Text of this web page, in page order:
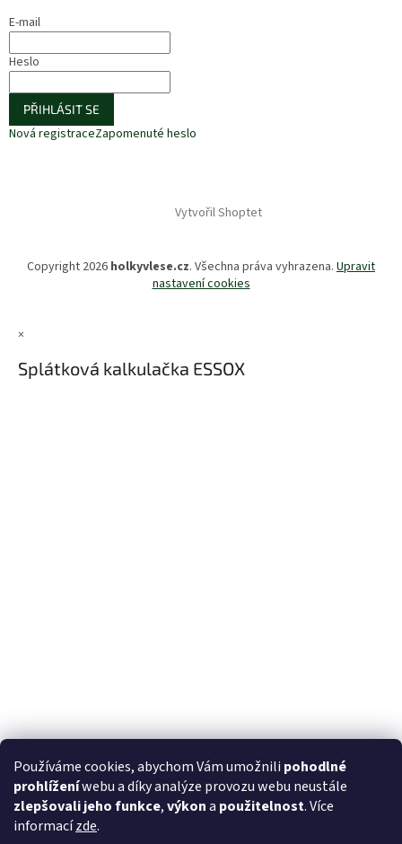
Používáme cookies, abychom Vám umožnili pohodlné
prohlíženíwebu a díky analýze provozu webu neustále
zlepšovali jeho funkce,výkona použitelnost. Více
informacízde.
E-mail
Heslo
PŘIHLÁSIT SE
Nová registraceZapomenuté heslo
Vytvořil Shoptet
Copyright 2026 holkyvlese.cz. Všechna práva vyhrazena. Upravit
nastavení cookies
×
Splátková kalkulačka ESSOX